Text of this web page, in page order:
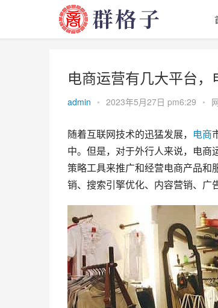
电商运营有几大平台，
admin • 2023年5月27日 pm6:29 •
随着互联网技术的迅猛发展， 电商
中。但是，对于外行人来说，电
策略工具来推广和经营电商产品和
销、搜索引擎优化、内容营销、广